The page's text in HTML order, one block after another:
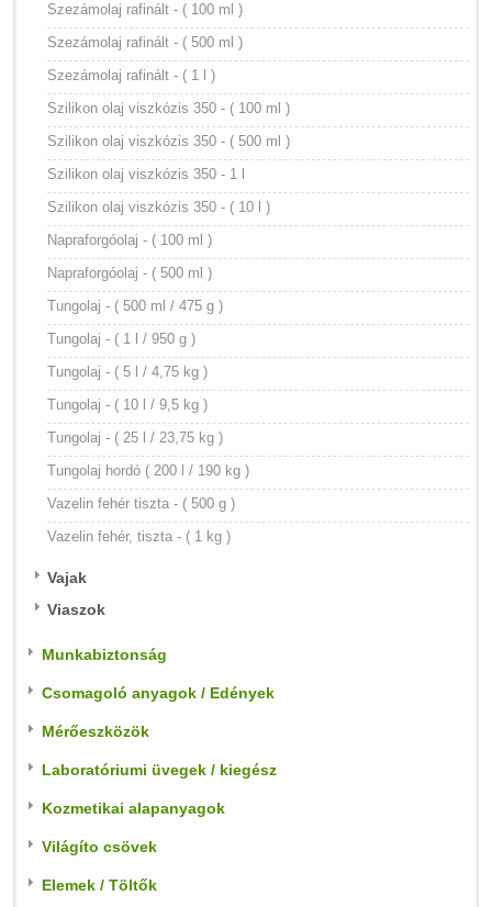
Szezámolaj rafinált - ( 100 ml )
Szezámolaj rafinált - ( 500 ml )
Szezámolaj rafinált - ( 1 l )
Szilikon olaj viszkózis 350 - ( 100 ml )
Szilikon olaj viszkózis 350 - ( 500 ml )
Szilikon olaj viszkózis 350 - 1 l
Szilikon olaj viszkózis 350 - ( 10 l )
Napraforgóolaj - ( 100 ml )
Napraforgóolaj - ( 500 ml )
Tungolaj - ( 500 ml / 475 g )
Tungolaj - ( 1 l / 950 g )
Tungolaj - ( 5 l / 4,75 kg )
Tungolaj - ( 10 l / 9,5 kg )
Tungolaj - ( 25 l / 23,75 kg )
Tungolaj hordó ( 200 l / 190 kg )
Vazelin fehér tiszta - ( 500 g )
Vazelin fehér, tiszta - ( 1 kg )
Vajak
Viaszok
Munkabiztonság
Csomagoló anyagok / Edények
Mérőeszközök
Laboratóriumi üvegek / kiegész
Kozmetikai alapanyagok
Világíto csövek
Elemek / Töltők